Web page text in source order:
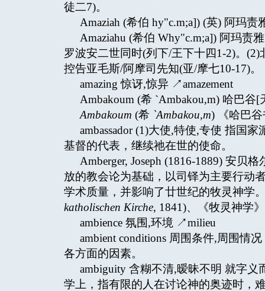
徒二7)。
Amaziah (希伯 hy"c.m;a]) (英) 阿玛
Amaziahu (希伯 Why"c.m;a]) 阿玛责
罗波安二世同时(列下/王下十四1-2)。
控告亚毛斯/阿摩司先知(亚/摩七10-17)。
amazing 惊讶,惊异 ↗amazement
Ambakoum (希 `Ambakou,m) 哈巴
Ambakoum (希 `Ambakou,m) 《哈巴
ambassador (1)大使,特使,专使 指国
基督的代表，继续祂在世的使命。
Amberger, Joseph (1816-1889) 安贝
放的教会论为基础，以司铎为主要行动
学术质量，并影响了廿世纪的牧灵神学
katholischen Kirche, 1841)、《牧灵神学
ambience 氛围,环境 ↗milieu
ambient conditions 周围条件,周围情
各方面的因素。
ambiguity 含糊不清,暧昧不明 就字
学上，指有限的人在讨论神的奥迹时，